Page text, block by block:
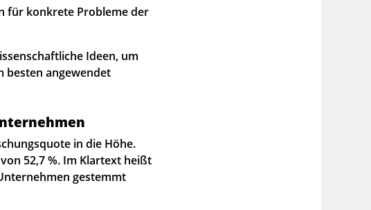
für konkrete Probleme der
Ideen, um
besten angewendet
in die Höhe.
52,7 %. Im Klartext heißt
gestemmt